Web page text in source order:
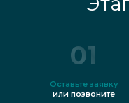
01
Оставьте заявку
или позвоните